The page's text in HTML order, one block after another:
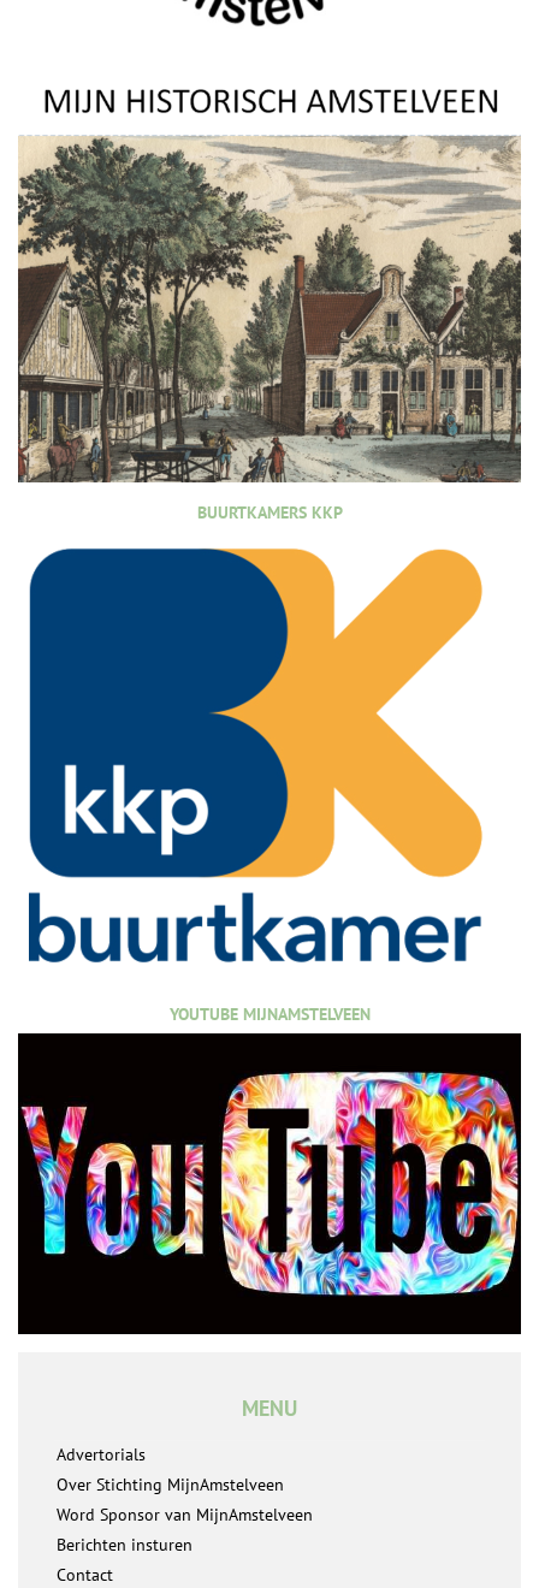
BUURTKAMERS KKP
YOUTUBE MIJNAMSTELVEEN
MENU
Advertorials
Over Stichting MijnAmstelveen
Word Sponsor van MijnAmstelveen
Berichten insturen
Contact